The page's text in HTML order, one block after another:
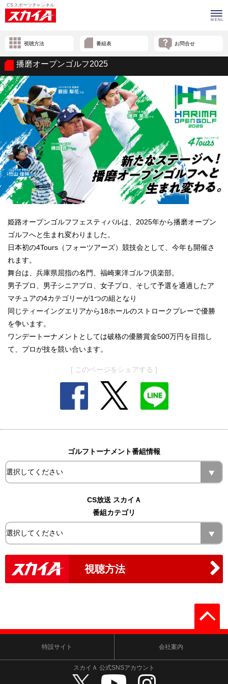
視聴方法 番組表 お問合せ
播磨オープンゴルフ2025
姫路オープンゴルフフェスティバルは、2025年から播磨オープン
ゴルフへと生まれ変わりました。
日本初の4Tours（フォーツアーズ）競技会として、今年も開催さ
れます。
舞台は、兵庫県屈指の名門、福崎東洋ゴルフ倶楽部。
男子プロ、男子シニアプロ、女子プロ、そして予選を通過したア
マチュアの4カテゴリーが1つの組となり
同じティーイングエリアから18ホールのストロークプレーで優勝
を争います。
ワンデートーナメントとしては破格の優勝賞金500万円を目指し
て、プロが技を競い合います。
[ このページをシェアする ]
ゴルフトーナメント番組情報
CS放送 スカイＡ
番組カテゴリ
視聴方法
特設サイト 会社案内
スカイＡ 公式SNSアカウント